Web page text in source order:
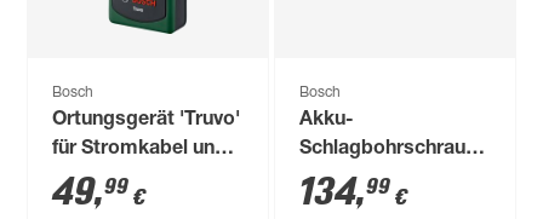
Bosch
Ortungsgerät 'Truvo'
für Stromkabel und
Metall
49,99 €
Bosch
Akku-
Schlagbohrschrauber
'GSB 12V-15
Professional' 2 x 2,0
134,99 €